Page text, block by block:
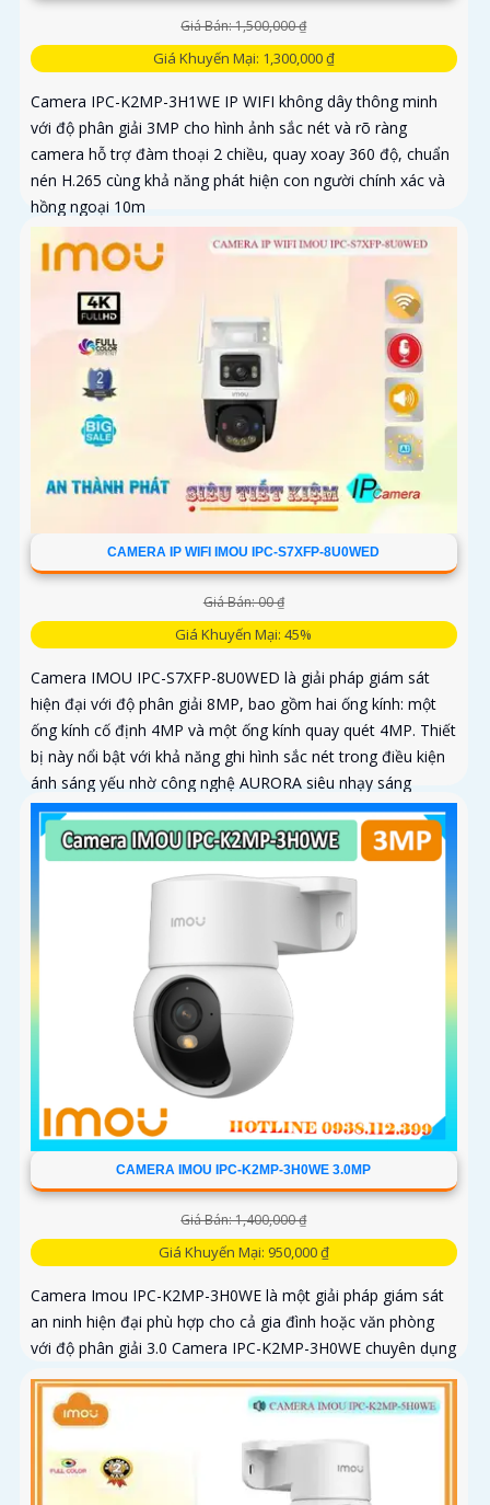
Giá Bán: 1,500,000 ₫
Giá Khuyến Mại: 1,300,000 ₫
Camera IPC-K2MP-3H1WE IP WIFI không dây thông minh
với độ phân giải 3MP cho hình ảnh sắc nét và rõ ràng
camera hỗ trợ đàm thoại 2 chiều, quay xoay 360 độ, chuẩn
nén H.265 cùng khả năng phát hiện con người chính xác và
hồng ngoại 10m
CAMERA IP WIFI IMOU IPC-S7XFP-8U0WED
Giá Bán: 00 ₫
Giá Khuyến Mại: 45%
Camera IMOU IPC-S7XFP-8U0WED là giải pháp giám sát
hiện đại với độ phân giải 8MP, bao gồm hai ống kính: một
ống kính cố định 4MP và một ống kính quay quét 4MP. Thiết
bị này nổi bật với khả năng ghi hình sắc nét trong điều kiện
ánh sáng yếu nhờ công nghệ AURORA siêu nhạy sáng
CAMERA IMOU IPC-K2MP-3H0WE 3.0MP
Giá Bán: 1,400,000 ₫
Giá Khuyến Mại: 950,000 ₫
Camera Imou IPC-K2MP-3H0WE là một giải pháp giám sát
an ninh hiện đại phù hợp cho cả gia đình hoặc văn phòng
với độ phân giải 3.0 Camera IPC-K2MP-3H0WE chuyên dụng
với thuật toán AI deep learning phân biệt người & phương
tiện